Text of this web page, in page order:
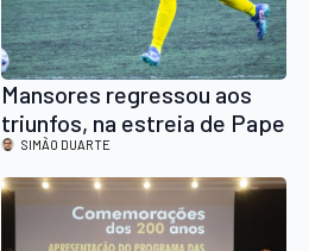
Mansores regressou aos
triunfos, na estreia de Pape
Balla a marcar (1-0)
SIMÃO DUARTE